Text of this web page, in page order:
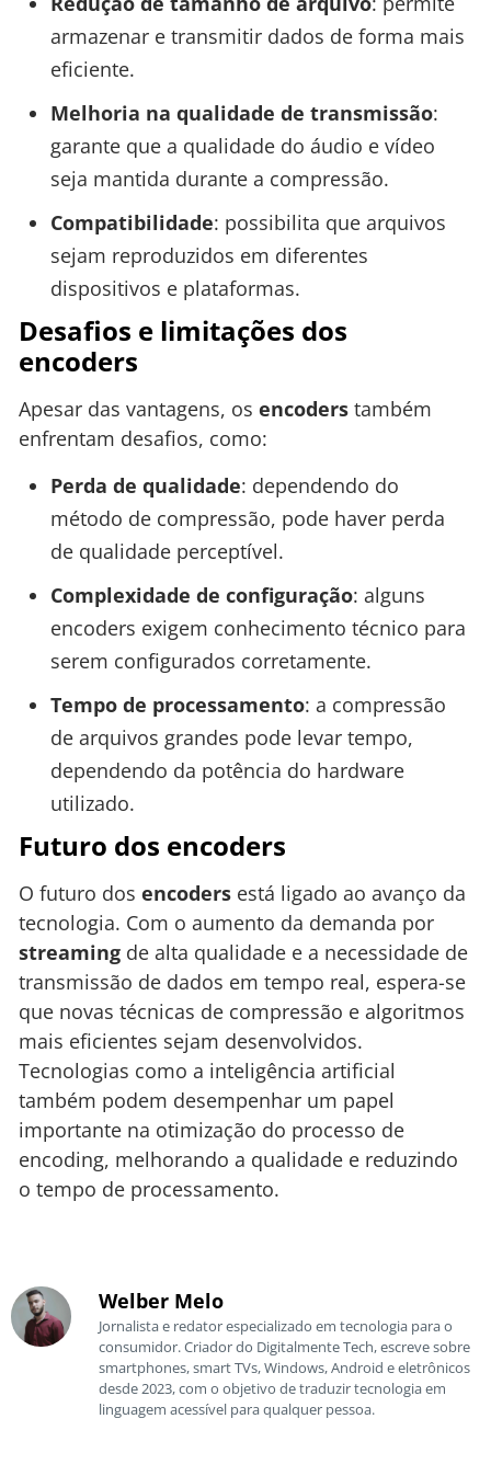
armazenar e transmitir dados de forma mais
eficiente.
Melhoria na qualidade de transmissão:
garante que a qualidade do áudio e vídeo
seja mantida durante a compressão.
Compatibilidade: possibilita que arquivos
sejam reproduzidos em diferentes
dispositivos e plataformas.
Desafios e limitações dos
encoders
Apesar das vantagens, os encoders também
enfrentam desafios, como:
Perda de qualidade: dependendo do
método de compressão, pode haver perda
de qualidade perceptível.
Complexidade de configuração: alguns
encoders exigem conhecimento técnico para
serem configurados corretamente.
Tempo de processamento: a compressão
de arquivos grandes pode levar tempo,
dependendo da potência do hardware
utilizado.
Futuro dos encoders
O futuro dos encoders está ligado ao avanço da
tecnologia. Com o aumento da demanda por
streaming de alta qualidade e a necessidade de
transmissão de dados em tempo real, espera-se
que novas técnicas de compressão e algoritmos
mais eficientes sejam desenvolvidos.
Tecnologias como a inteligência artificial
também podem desempenhar um papel
importante na otimização do processo de
encoding, melhorando a qualidade e reduzindo
o tempo de processamento.
Welber Melo
Jornalista e redator especializado em tecnologia para o
consumidor. Criador do Digitalmente Tech, escreve sobre
smartphones, smart TVs, Windows, Android e eletrônicos
desde 2023, com o objetivo de traduzir tecnologia em
linguagem acessível para qualquer pessoa.